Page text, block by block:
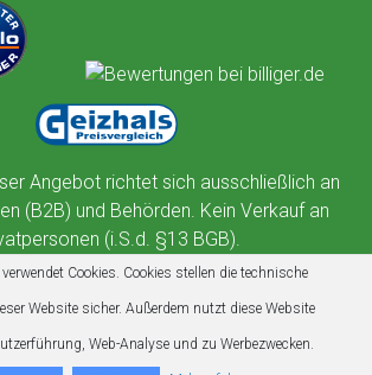
Angebot richtet sich ausschließlich an
(B2B) und Behörden. Kein Verkauf an
(i.S.d. §13 BGB).
verwendet Cookies. Cookies stellen die technische
Website sicher. Außerdem nutzt diese Website
Web-Analyse und zu Werbezwecken.